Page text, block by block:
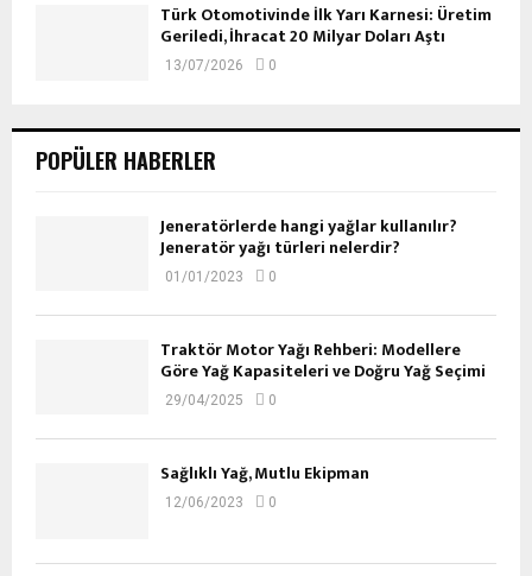
Türk Otomotivinde İlk Yarı Karnesi: Üretim
Geriledi, İhracat 20 Milyar Doları Aştı
13/07/2026 0
POPÜLER HABERLER
Jeneratörlerde hangi yağlar kullanılır?
Jeneratör yağı türleri nelerdir?
01/01/2023 0
Traktör Motor Yağı Rehberi: Modellere
Göre Yağ Kapasiteleri ve Doğru Yağ Seçimi
29/04/2025 0
Sağlıklı Yağ, Mutlu Ekipman
12/06/2023 0